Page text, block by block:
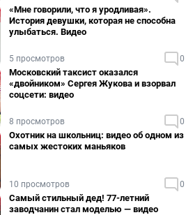
«Мне говорили, что я уродливая».
История девушки, которая не способна
улыбаться. Видео
5 просмотров 0
Московский таксист оказался
«двойником» Сергея Жукова и взорвал
соцсети: видео
8 просмотров 0
Охотник на школьниц: видео об одном из
самых жестоких маньяков
10 просмотров 0
Самый стильный дед! 77-летний
заводчанин стал моделью — видео